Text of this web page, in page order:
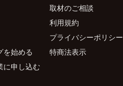
を始める
に申し込む
取材のご相談
利用規約
プライバシーポリシー
特商法表示